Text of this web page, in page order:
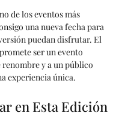
de los eventos más
una nueva fecha para
puedan disfrutar. El
ser un evento
y a un público
experiencia única.
en Esta Edición